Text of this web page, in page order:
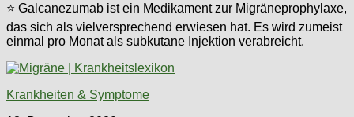
⭐ Galcanezumab ist ein Medikament zur Migräneprophylaxe,
das sich als vielversprechend erwiesen hat. Es wird zumeist
einmal pro Monat als subkutane Injektion verabreicht.
Krankheiten & Symptome